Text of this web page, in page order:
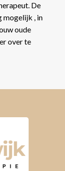
De
mogelijk , in
oude
over te